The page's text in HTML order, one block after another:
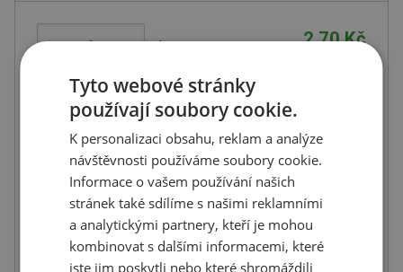
ks 2.70 Kč
Množstevní slevy
10 ks
2.65 Kč
20 ks
2.57 Kč
5.00
50 ks
od
ks
od
200 ks
od
300
ks
Tyto webové stránky
používají soubory cookie.
K personalizaci obsahu, reklam a analýze
návštěvnosti používáme soubory cookie.
Informace o vašem používání našich
stránek také sdílíme s našimi reklamními
a analytickými partnery, kteří je mohou
kombinovat s dalšími informacemi, které
jste jim poskytli nebo které shromáždili